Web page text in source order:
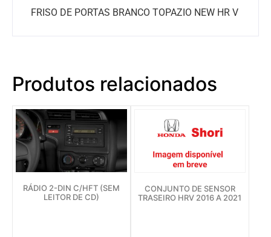
FRISO DE PORTAS BRANCO TOPAZIO NEW HR V
Produtos relacionados
RÁDIO 2-DIN C/HFT (SEM
LEITOR DE CD)
CONJUNTO DE SENSOR
TRASEIRO HRV 2016 A 2021